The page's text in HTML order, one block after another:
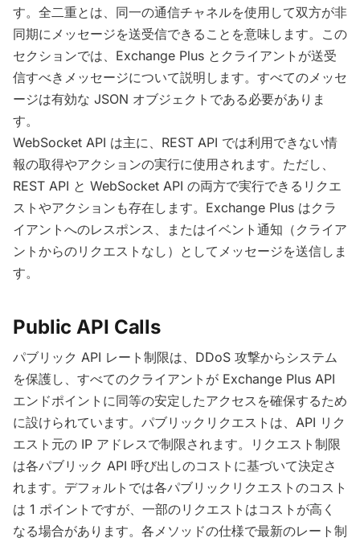
す。全二重とは、同一の通信チャネルを使用して双方が非
同期にメッセージを送受信できることを意味します。この
セクションでは、Exchange Plus とクライアントが送受
信すべきメッセージについて説明します。すべてのメッセ
ージは有効な JSON オブジェクトである必要がありま
す。
WebSocket API は主に、REST API では利用できない情
報の取得やアクションの実行に使用されます。ただし、
REST API と WebSocket API の両方で実行できるリクエ
ストやアクションも存在します。Exchange Plus はクラ
イアントへのレスポンス、またはイベント通知（クライア
ントからのリクエストなし）としてメッセージを送信しま
す。
Public API Calls
パブリック API レート制限は、DDoS 攻撃からシステム
を保護し、すべてのクライアントが Exchange Plus API
エンドポイントに同等の安定したアクセスを確保するため
に設けられています。パブリックリクエストは、API リク
エスト元の IP アドレスで制限されます。リクエスト制限
は各パブリック API 呼び出しのコストに基づいて決定さ
れます。デフォルトでは各パブリックリクエストのコスト
は 1 ポイントですが、一部のリクエストはコストが高く
なる場合があります。各メソッドの仕様で最新のレート制